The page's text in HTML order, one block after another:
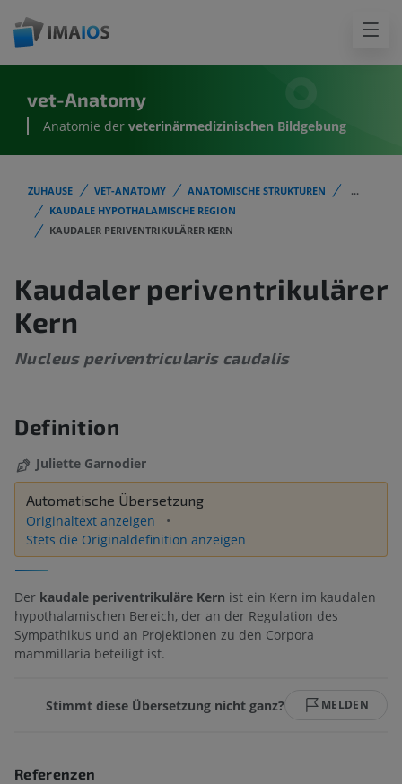
vet-Anatomy
Anatomie der veterinärmedizinischen Bildgebung
ZUHAUSE VET-ANATOMY ANATOMISCHE STRUKTUREN
...
KAUDALE HYPOTHALAMISCHE REGION
KAUDALER PERIVENTRIKULÄRER KERN
Kaudaler periventrikulärer
Kern
Nucleus periventricularis caudalis
Definition
Juliette Garnodier
Automatische Übersetzung
Originaltext anzeigen
Stets die Originaldefinition anzeigen
Der kaudale periventrikuläre Kern ist ein Kern im kaudalen
hypothalamischen Bereich, der an der Regulation des
Sympathikus und an Projektionen zu den Corpora
mammillaria beteiligt ist.
Stimmt diese Übersetzung nicht ganz? MELDEN
Referenzen